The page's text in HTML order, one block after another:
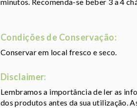
Condições de Conservação:
Conservar em local fresco e seco.
Disclaimer:
Lembramos a importância de ler as
dos produtos antes da sua utilização.